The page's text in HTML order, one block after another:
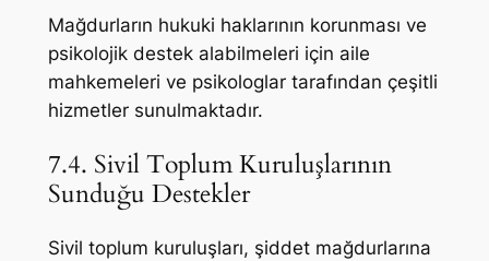
Mağdurların hukuki haklarının korunması ve
psikolojik destek alabilmeleri için aile
mahkemeleri ve psikologlar tarafından çeşitli
hizmetler sunulmaktadır.
7.4. Sivil Toplum Kuruluşlarının
Sunduğu Destekler
Sivil toplum kuruluşları, şiddet mağdurlarına